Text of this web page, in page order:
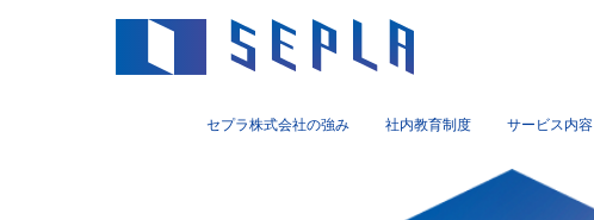
セプラ株式会社の強み 社内教育制度 サービス内容